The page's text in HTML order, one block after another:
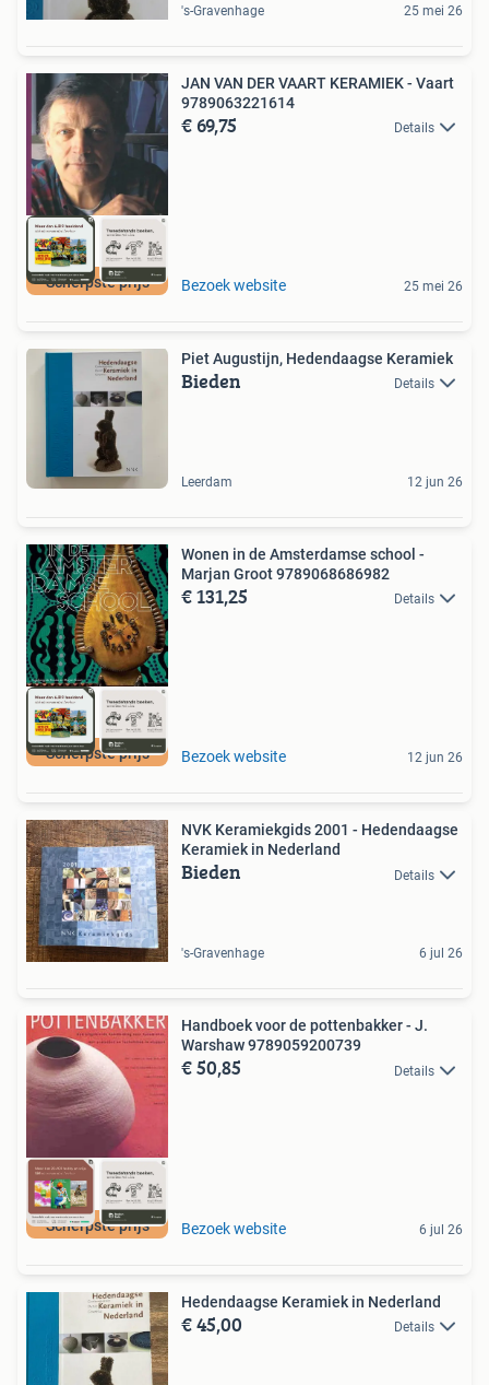
's-Gravenhage 25 mei 26
Scherpste prijs
JAN VAN DER VAART KERAMIEK - Vaart
9789063221614
€ 69,75 Details
Bezoek website 25 mei 26
Piet Augustijn, Hedendaagse Keramiek
Bieden Details
Leerdam 12 jun 26
Scherpste prijs
Wonen in de Amsterdamse school -
Marjan Groot 9789068686982
€ 131,25 Details
Bezoek website 12 jun 26
NVK Keramiekgids 2001 - Hedendaagse
Keramiek in Nederland
Bieden Details
's-Gravenhage 6 jul 26
Scherpste prijs
Handboek voor de pottenbakker - J.
Warshaw 9789059200739
€ 50,85 Details
Bezoek website 6 jul 26
Hedendaagse Keramiek in Nederland
€ 45,00 Details